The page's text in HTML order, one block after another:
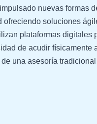
nuevas formas
ofreciendo soluciones
plataformas
de acudir físicamente
una asesoría